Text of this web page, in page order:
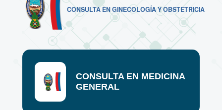
CONSULTA EN GINECOLOGÍA Y OBSTETRICIA
CONSULTA EN MEDICINA
GENERAL